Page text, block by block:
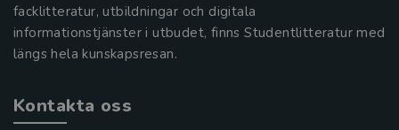
facklitteratur, utbildningar och digitala
informationstjänster i utbudet, finns Studentlitteratur med
längs hela kunskapsresan.
Kontakta oss